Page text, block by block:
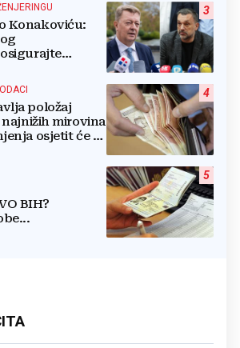
3
Konakoviću:
4
položaj
mirovina
osjetit će se
5
BIH?